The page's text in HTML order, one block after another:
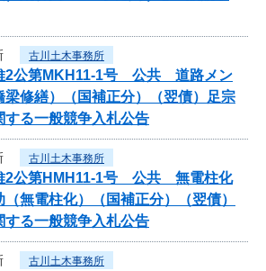
古川土木事務所
2公第MKH11-1号 公共 道路メン
梁修繕）（国補正分）（翌債）足宗
する一般競争入札公告
古川土木事務所
2公第HMH11-1号 公共 無電柱化
無電柱化）（国補正分）（翌債）
する一般競争入札公告
古川土木事務所